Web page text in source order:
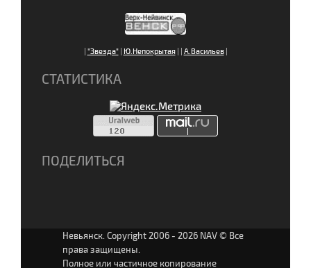
| "Звезда"| Ю.Непокрытая| | А.Васильев|
СТАТИСТИКА
ПОДЕЛИТЬСЯ
Невьянск. Copyright 2006 - 2026 NAV © Все
права защищены.
Полное или частичное копирование